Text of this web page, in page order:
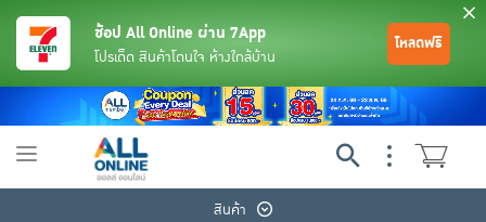
ช้อป All Online ผ่าน 7App
โปรเด็ด สินค้าโดนใจ ห้างใกล้บ้าน
โหลดฟรี
Toggle
สินค้า